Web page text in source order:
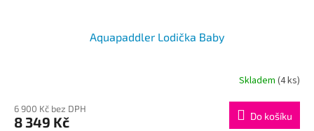
Aquapaddler Lodička Baby
produktu
je
Skladem(4 ks)
6 900 Kč bez DPH
8 349 Kč Do košíku